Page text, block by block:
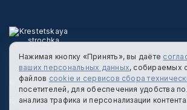
© 2026 КРЕСТЕЦКАЯ СТРОЧКА
ПОЛИТИКА КОНФИДЕНЦИАЛЬНОСТИ
Нажимая кнопку «Принять», вы даёте
ваших персональных данных, собираемых
файлов cookie и сервисов сбора
посетителей, для обеспечения удобства
анализа трафика и персонализации контента.